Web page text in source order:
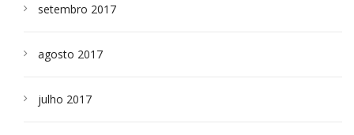
setembro 2017
agosto 2017
julho 2017